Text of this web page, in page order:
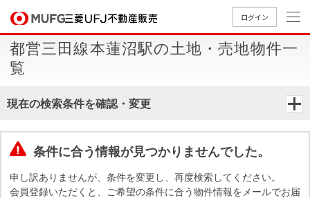
ログイン
買いたいTOP
売りたいTOP
店舗案内TOP
会社情報TOP
採用情報TOP
買いたい
売りたい
店舗案内
会社情報
都営三田線本蓮沼駅の土地・売地物件一
覧
現在の検索条件を確認・変更
条件に合う情報が見つかりませんでした。
申し訳ありませんが、条件を変更し、再度検索してください。
会員登録いただくと、ご希望の条件に合う物件情報をメールでお届